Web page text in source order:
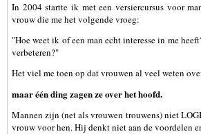
In 2004 startte ik met een versiercursus voor
vrouw die me het volgende vroeg:
"Hoe weet ik of een man echt interesse in me
verbeteren?"
Het viel me toen op dat vrouwen al veel weten
maar één ding zagen ze over het hoofd.
Mannen zijn (net als vrouwen trouwens) niet
vrouw voor hen. Hij denkt niet aan de voordelen